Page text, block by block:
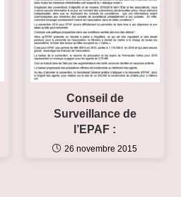
Conseil de
Surveillance de
l’EPAF :
26 novembre 2015